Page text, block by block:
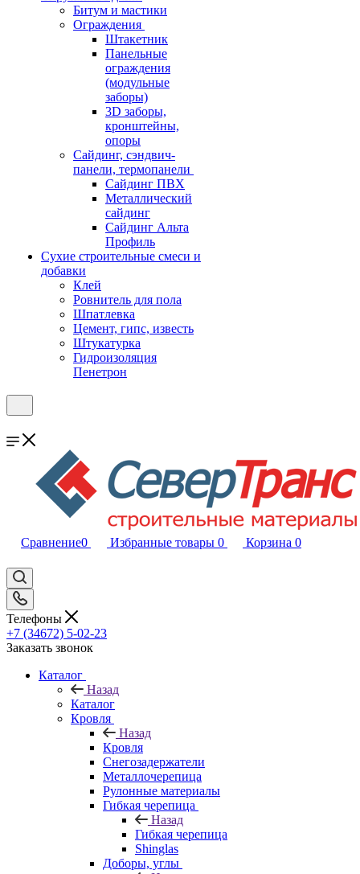
Битум и мастики
Ограждения
Штакетник
Панельные
ограждения
(модульные
заборы)
3D заборы,
кронштейны,
опоры
Cайдинг, сэндвич-
панели, термопанели
Сайдинг ПВХ
Металлический
сайдинг
Сайдинг Альта
Профиль
Сухие строительные смеси и
добавки
Клей
Ровнитель для пола
Шпатлевка
Цемент, гипс, известь
Штукатурка
Гидроизоляция
Пенетрон
Сравнение0 Избранные товары 0 Корзина 0
Телефоны
+7 (34672) 5-02-23
Заказать звонок
Каталог
Назад
Каталог
Кровля
Назад
Кровля
Снегозадержатели
Металлочерепица
Рулонные материалы
Гибкая черепица
Назад
Гибкая черепица
Shinglas
Доборы, углы